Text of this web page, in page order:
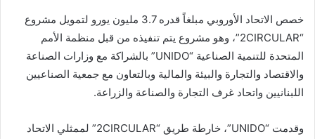
خصص الاتحاد الأوروبي مبلغاً قدره 3.7 مليون يورو لتمويل مشروع
“2CIRCULAR”، وهو مشروع يتم تنفيذه من قبل منظمة الأمم
المتحدة للتنمية الصناعية “UNIDO” بالشراكة مع وزارات الصناعة
والاقتصاد والتجارة والبيئة والمالية وبالتعاون مع جمعية الصناعيين
اللبنانيين واتحاد غرف التجارة والصناعة والزراعة.
وقدمت “UNIDO”، خارطة طريق “2CIRCULAR” لممثلي الاتحاد